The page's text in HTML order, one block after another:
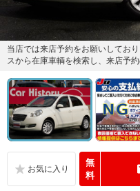
当店では来店予約をお願いしてお
スから在庫車輌を検索し、来店予約のご
無
料